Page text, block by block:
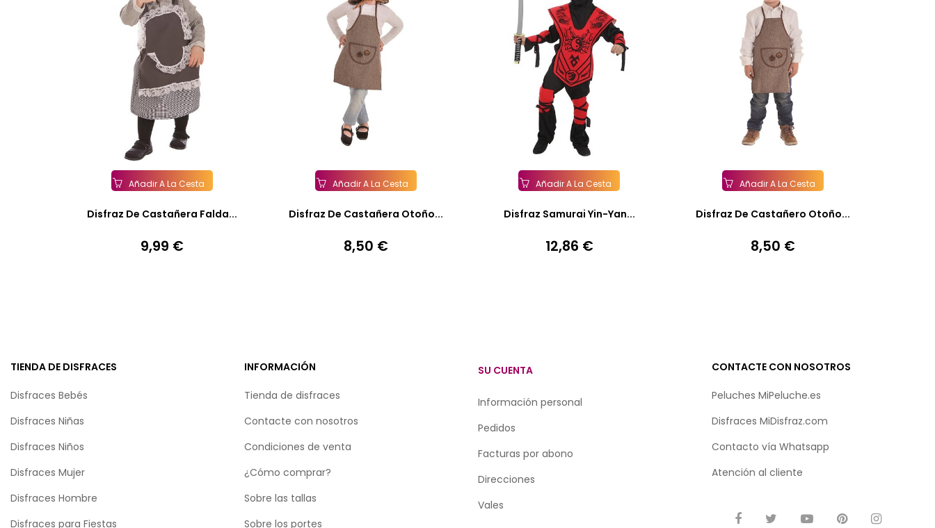
Añadir A La Cesta
Disfraz De Castañera Falda...
Precio
9,99 €
Añadir A La Cesta
Disfraz De Castañera Otoño...
Precio
8,50 €
Añadir A La Cesta
Disfraz Samurai Yin-Yan...
Precio
12,86 €
Añadir A La Cesta
Disfraz De Castañero Otoño...
Precio
8,50 €
TIENDA DE DISFRACES
Disfraces Bebés
Disfraces Niñas
Disfraces Niños
Disfraces Mujer
Disfraces Hombre
Disfraces para Fiestas
INFORMACIÓN
Tienda de disfraces
Contacte con nosotros
Condiciones de venta
¿Cómo comprar?
Sobre las tallas
Sobre los portes
SU CUENTA
Información personal
Pedidos
Facturas por abono
Direcciones
Vales
CONTACTE CON NOSOTROS
Peluches MiPeluche.es
Disfraces MiDisfraz.com
Contacto vía Whatsapp
Atención al cliente